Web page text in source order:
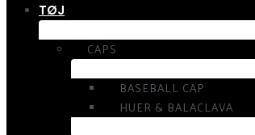
TØJ
CAPS
BASEBALL CAP
HUER & BALACLAVA